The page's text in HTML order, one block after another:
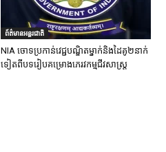
ព័ត៌មានអន្តរជាតិ
NIA ចោទប្រកាន់វេជ្ជបណ្ឌិតម្នាក់និងដៃគូ២នាក់
ទៀតពីបទរៀបគម្រោងភេរវកម្មជីវសាស្ត្រ